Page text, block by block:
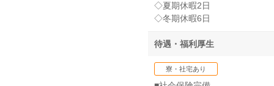
◇夏期休暇2日
◇冬期休暇6日
待遇・福利厚生
寮・社宅あり